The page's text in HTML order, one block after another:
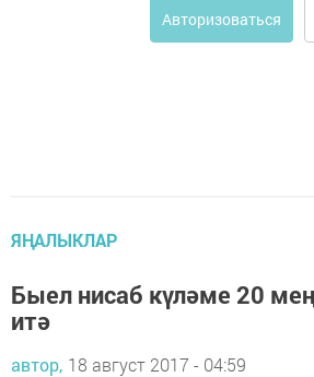
Авторизоваться
ЯҢАЛЫКЛАР
Быел нисаб күләме 20
итә
автор, 18 август 2017 - 04:59